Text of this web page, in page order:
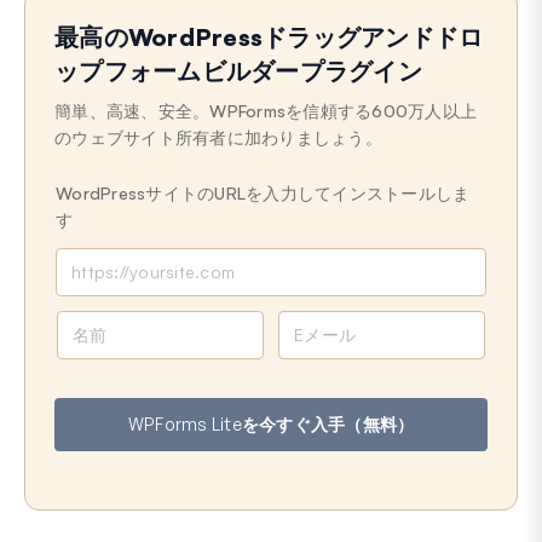
最高のWordPressドラッグアンドドロ
ップフォームビルダープラグイン
簡単、高速、安全。WPFormsを信頼する600万人以上
のウェブサイト所有者に加わりましょう。
WordPressサイトのURLを入力してインストールしま
す
ア
ド
レ
WPForms Liteを今すぐ入手（無料）